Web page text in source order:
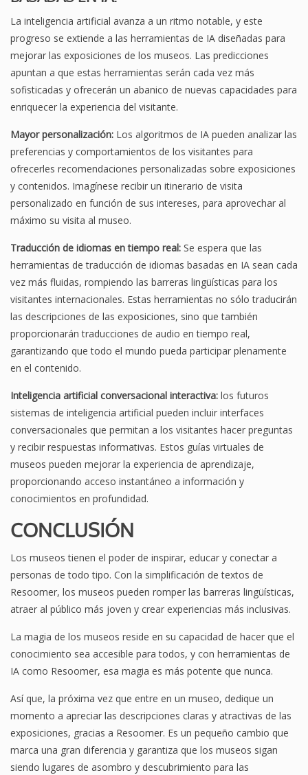
La inteligencia artificial avanza a un ritmo notable, y este
progreso se extiende a las herramientas de IA diseñadas para
mejorar las exposiciones de los museos. Las predicciones
apuntan a que estas herramientas serán cada vez más
sofisticadas y ofrecerán un abanico de nuevas capacidades para
enriquecer la experiencia del visitante.
Mayor personalización: Los algoritmos de IA pueden analizar las
preferencias y comportamientos de los visitantes para
ofrecerles recomendaciones personalizadas sobre exposiciones
y contenidos. Imagínese recibir un itinerario de visita
personalizado en función de sus intereses, para aprovechar al
máximo su visita al museo.
Traducción de idiomas en tiempo real: Se espera que las
herramientas de traducción de idiomas basadas en IA sean cada
vez más fluidas, rompiendo las barreras lingüísticas para los
visitantes internacionales. Estas herramientas no sólo traducirán
las descripciones de las exposiciones, sino que también
proporcionarán traducciones de audio en tiempo real,
garantizando que todo el mundo pueda participar plenamente
en el contenido.
Inteligencia artificial conversacional interactiva: los futuros
sistemas de inteligencia artificial pueden incluir interfaces
conversacionales que permitan a los visitantes hacer preguntas
y recibir respuestas informativas. Estos guías virtuales de
museos pueden mejorar la experiencia de aprendizaje,
proporcionando acceso instantáneo a información y
conocimientos en profundidad.
CONCLUSIÓN
Los museos tienen el poder de inspirar, educar y conectar a
personas de todo tipo. Con la simplificación de textos de
Resoomer, los museos pueden romper las barreras lingüísticas,
atraer al público más joven y crear experiencias más inclusivas.
La magia de los museos reside en su capacidad de hacer que el
conocimiento sea accesible para todos, y con herramientas de
IA como Resoomer, esa magia es más potente que nunca.
Así que, la próxima vez que entre en un museo, dedique un
momento a apreciar las descripciones claras y atractivas de las
exposiciones, gracias a Resoomer. Es un pequeño cambio que
marca una gran diferencia y garantiza que los museos sigan
siendo lugares de asombro y descubrimiento para las